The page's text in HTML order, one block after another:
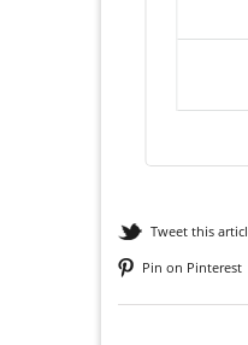
Tweet this
Pin on Pinterest